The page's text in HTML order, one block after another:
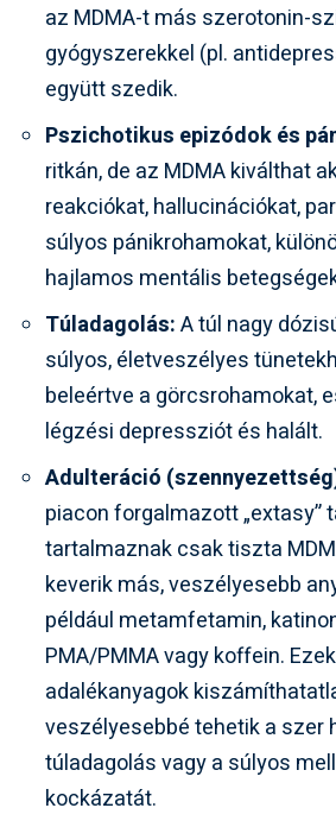
az MDMA-t más szerotonin-
gyógyszerekkel (pl.
együtt szedik.
Pszichotikus epizódok és
ritkán, de az MDMA kiválthat
reakciókat, hallucinációkat,
súlyos pánikrohamokat,
hajlamos mentális
Túladagolás:A túl nagy
súlyos, életveszélyes
beleértve a görcsrohamokat,
légzési depressziót és halált.
Adulteráció
piacon forgalmazott „extasy”
tartalmaznak csak tiszta
keverik más, veszélyesebb
például metamfetamin,
PMA/PMMA vagy koffein.
adalékanyagok
veszélyesebbé tehetik a szer
túladagolás vagy a súlyos
kockázatát.